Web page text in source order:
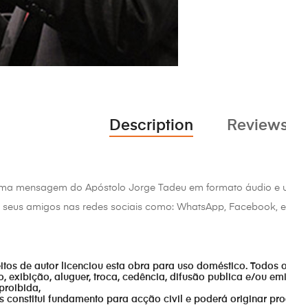
Description
mensagem do Apóstolo Jorge Tadeu em formato áudio
amigos nas redes sociais como: WhatsApp, Facebook,
de autor licenciou esta obra para uso doméstico. Todos
exibição, aluguer, troca, cedência, difusão publica e/ou
constitui fundamento para acção civil e poderá originar